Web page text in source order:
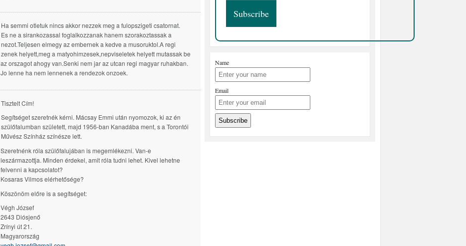
Ha semmi otletuk nincs akkor nezzek meg a fulopszigeti csatornat.
Es ne a sirankozassal foglalkozzanak hanem szorakoztassak a
nezot.Teljesen elmegy az embernek a kedve a musoruktol.A regi
zenek helyett,meg a matyohimzesek,nepviseletek helyett mutassak be
az orszagot ahogy van.Senki nem jar az utcan regi magyar ruhakban.
Jo lenne ha nem lennenek a rendezok onzoek.
Tisztelt Cím!
Segítséget szeretnék kérni. Mácsay Emmi után nyomozok, ki az én
szülőfalumban született, majd 1956-ban Kanadába ment, s a Torontói
Művész Színház színésze lett.
Szeretnénk róla szülőfalujában is megemlékezni. Van-e
leszármazottja. Minden érdekel, amit róla tudni lehet. Kivel lehetne
felvenni a kapcsolatot?
Kosaras Vilmos elérhetősége?
Köszönöm előre is a segítséget:
Végh József
2643 Diósjenő
Zrínyi út 21.
Magyarország
Name
Email